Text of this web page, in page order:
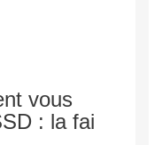
vous
: la fai